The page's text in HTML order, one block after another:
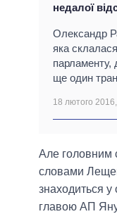
недалої
Олександр
яка
парламенту,
ще один
18 лютого
Але головним
словами
знаходиться у
главою АП